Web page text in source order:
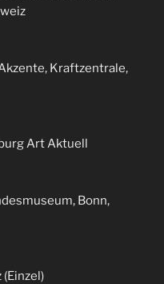
Kraftzentrale,
Art Aktuell
Bonn,